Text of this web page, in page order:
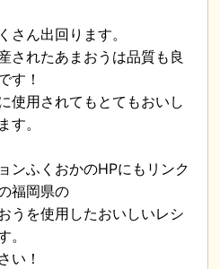
さん出回ります。
されたあまおうは品質も良
す！
使用されてもとてもおいし
す。
ンふくおかのHPにもリンク
福岡県の
うを使用したおいしいレシ
。
い！